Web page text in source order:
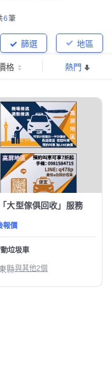
6筆
地區
篩選
格 熱門
大型傢俱回收」服務
報價
垃圾車
縣與其他2個